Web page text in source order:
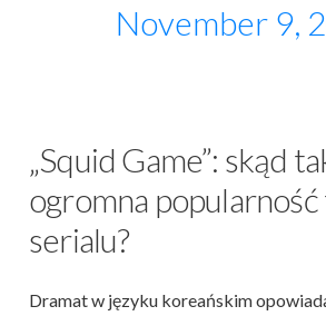
November 9,
„Squid Game”: skąd
ogromna
serialu?
Dramat w języku koreańskim